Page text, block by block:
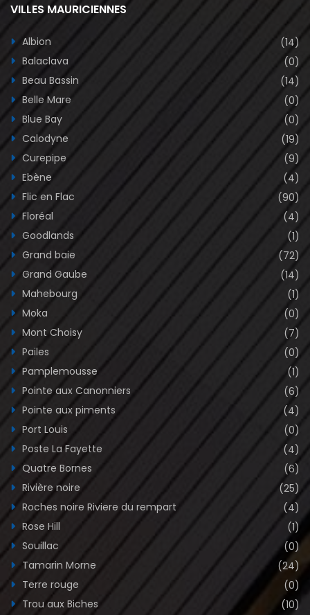
VILLES MAURICIENNES
Albion
(14)
Balaclava
(0)
Beau Bassin
(14)
Belle Mare
(0)
Blue Bay
(0)
Calodyne
(19)
Curepipe
(9)
Ebène
(4)
Flic en Flac
(90)
Floréal
(4)
Goodlands
(1)
Grand baie
(72)
Grand Gaube
(14)
Mahebourg
(1)
Moka
(0)
Mont Choisy
(7)
Pailes
(0)
Pamplemousse
(1)
Pointe aux Canonniers
(6)
Pointe aux piments
(4)
Port Louis
(0)
Poste La Fayette
(4)
Quatre Bornes
(6)
Rivière noire
(25)
Roches noire Riviere du rempart
(4)
Rose Hill
(1)
Souillac
(0)
Tamarin Morne
(24)
Terre rouge
(0)
Trou aux Biches
(10)